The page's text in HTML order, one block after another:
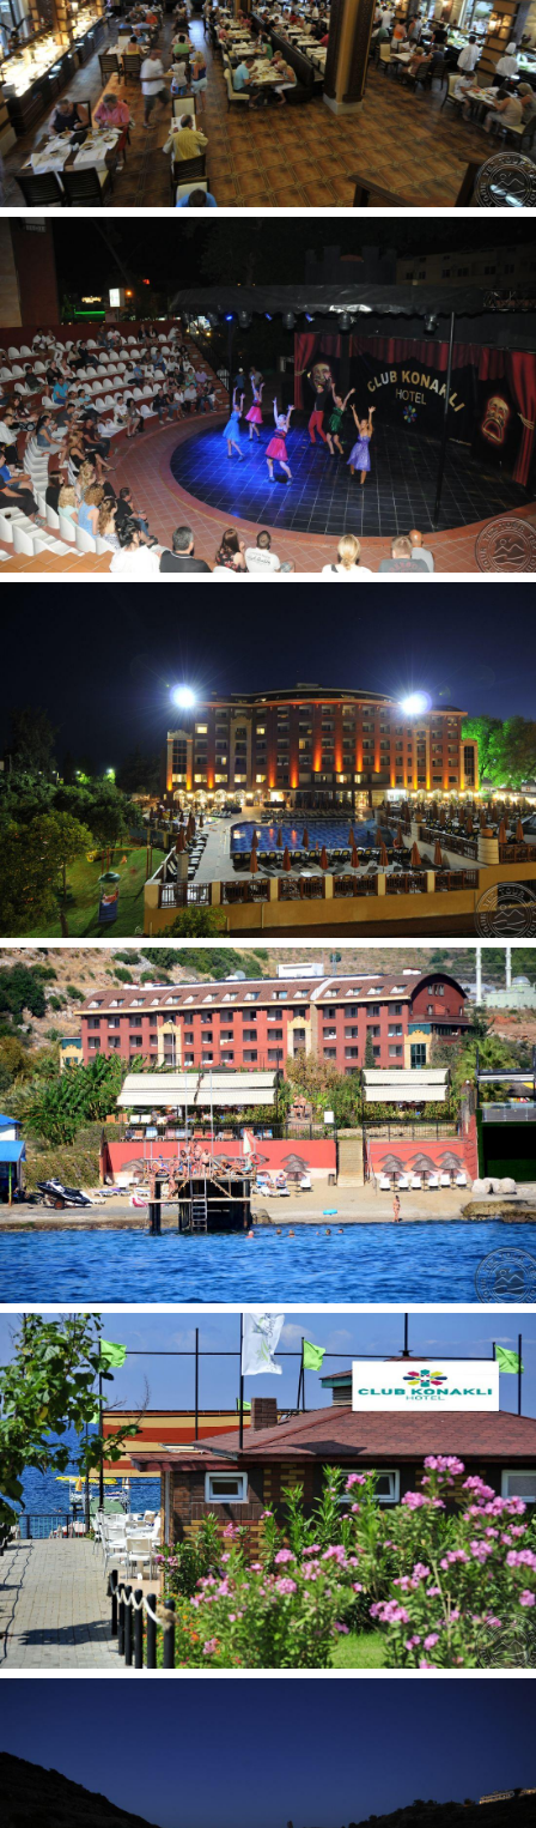
masažas už papildomą mokestį
šaudymas iš lanko nemokamai
Vaikams:
vaikų klubas yra (4-12 metų)
baseinas vaikams: yra
žaidimų aikštelė yra
švediškas stalas vaikams
Paplūdimys:
pirsas yra
paplūdimyje: skėčiai, gultai nemokamai
nuosavas yra
paplūdimio rankšluosčiai: nemokamai
Kontaktai:
Adresas:Pamukyeri Mah. Kulak Mevkii, Konakli, Alanya
07490 Türkiye